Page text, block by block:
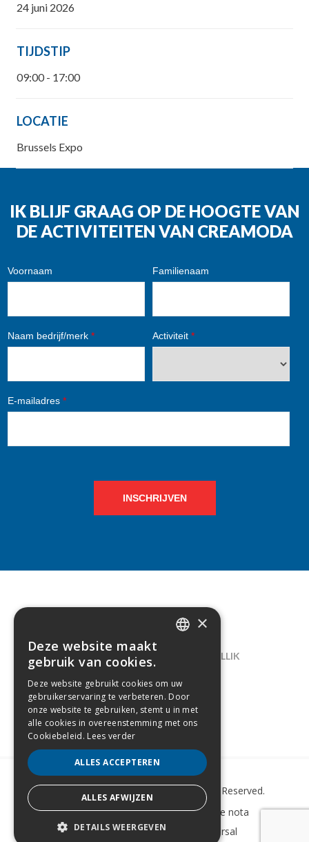
24 juni 2026
TIJDSTIP
09:00 - 17:00
LOCATIE
Brussels Expo
IK BLIJF GRAAG OP DE HOOGTE VAN
DE ACTIVITEITEN VAN CREAMODA
Voornaam Familienaam
Naam bedrijf/merk * Activiteit *
E-mailadres *
INSCHRIJVEN
CONTACT
LELIEGAARDE 22, B-1731 ZELLIK
02/238.10.11
INFO@CREAMODA.BE
BE0407.694.265
Copyright © 2022 Creamoda. All Rights Reserved.
Sitemap–Cookie Policy–Wettelijke nota
Website laten maken door Conversal
×
Deze website maakt
gebruik van cookies.
Deze website gebruikt cookies om uw
gebruikerservaring te verbeteren. Door
onze website te gebruiken, stemt u in met
alle cookies in overeenstemming met ons
Cookiebeleid. Lees verder
ALLES ACCEPTEREN
ALLES AFWIJZEN
DETAILS WEERGEVEN